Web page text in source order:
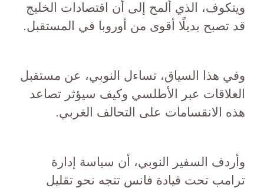
ويتكوف، الذي ألمح إلى أن اقتصادات الخليج
قد تصبح بديلًا أقوى من أوروبا في المستقبل.
وفي هذا السياق، تساءل النوبي، عن مستقبل
العلاقات عبر الأطلسي وكيف سيؤثر تصاعد
هذه الانقسامات على التحالف الغربي.
وأردف السفير النوبي، أن سياسة إدارة
ترامب تحت قيادة فانس تتجه نحو تقليل